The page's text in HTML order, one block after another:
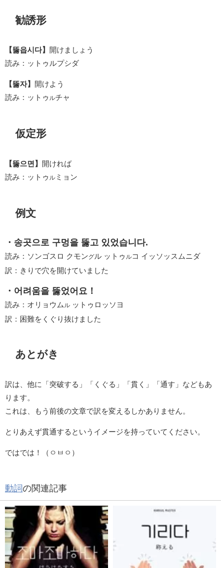
勧誘形
【뚫읍시다】
開けましょう
読み：ットゥルプシダ
【뚫자】
開けよう
読み：ットゥ ルチャ
仮定形
【뚫으면】 開ければ
読み：ットゥ ル ミョン
例文
・송곳으로 구멍을 뚫고 있었습니다.
読み：ソンゴスロ クモングル ットゥ ルコ イッソッスムニダ
訳：きりで穴を開けていました
・어려움을 뚫었어요！
読み：オリョウム ル ットゥロッソヨ
訳：困難をくぐり抜けました
あとがき
訳は、他に「突破する」「くぐる」「貫く」「通す」などもあ
ります。
これは、もう前後の文章で訳を変えるしかありません。
とりあえず貫通するというイメージを持っていてください。
ではでは！（ㅇㅂㅇ）
動詞の関連記事